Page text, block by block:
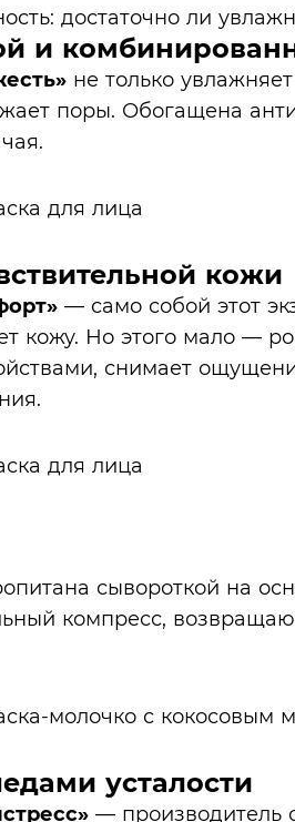
и
не только
поры. Обогащена
кожи
— само собой этот
кожу. Но этого мало —
снимает
сывороткой на
компресс,
усталости
— производитель